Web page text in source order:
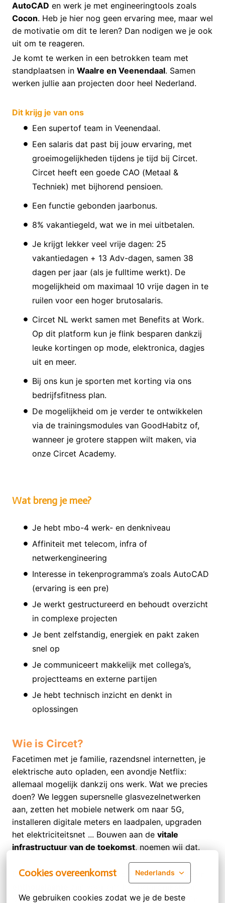
Cookies overeenkomst Nederlands
We gebruiken cookies zodat we je de beste
AutoCAD en werk je met engineeringtools zoals
Cocon. Heb je hier nog geen ervaring mee, maar wel
de motivatie om dit te leren? Dan nodigen we je ook
uit om te reageren.
Je komt te werken in een betrokken team met
standplaatsen in Waalre en Veenendaal. Samen
werken jullie aan projecten door heel Nederland.
Dit krijg je van ons
Een supertof team in Veenendaal.
Een salaris dat past bij jouw ervaring, met
groeimogelijkheden tijdens je tijd bij Circet.
Circet heeft een goede CAO (Metaal &
Techniek) met bijhorend pensioen.
Een functie gebonden jaarbonus.
8% vakantiegeld, wat we in mei uitbetalen.
Je krijgt lekker veel vrije dagen: 25
vakantiedagen + 13 Adv-dagen, samen 38
dagen per jaar (als je fulltime werkt). De
mogelijkheid om maximaal 10 vrije dagen in te
ruilen voor een hoger brutosalaris.
Circet NL werkt samen met Benefits at Work.
Op dit platform kun je flink besparen dankzij
leuke kortingen op mode, elektronica, dagjes
uit en meer.
Bij ons kun je sporten met korting via ons
bedrijfsfitness plan.
De mogelijkheid om je verder te ontwikkelen
via de trainingsmodules van GoodHabitz of,
wanneer je grotere stappen wilt maken, via
onze Circet Academy.
Wat breng je mee?
Je hebt mbo-4 werk- en denkniveau
Affiniteit met telecom, infra of
netwerkengineering
Interesse in tekenprogramma’s zoals AutoCAD
(ervaring is een pre)
Je werkt gestructureerd en behoudt overzicht
in complexe projecten
Je bent zelfstandig, energiek en pakt zaken
snel op
Je communiceert makkelijk met collega’s,
projectteams en externe partijen
Je hebt technisch inzicht en denkt in
oplossingen
Wie is Circet?
Facetimen met je familie, razendsnel internetten, je
elektrische auto opladen, een avondje Netflix:
allemaal mogelijk dankzij ons werk. Wat we precies
doen? We leggen supersnelle glasvezelnetwerken
aan, zetten het mobiele netwerk om naar 5G,
installeren digitale meters en laadpalen, upgraden
het elektriciteitsnet ... Bouwen aan de vitale
infrastructuur van de toekomst, noemen wij dat.
Daarbij kunnen we jou goed gebruiken.Ambitie
zijn voor ons het belangrijkste, in
onzeCircet Academyleiden we je verder op. En